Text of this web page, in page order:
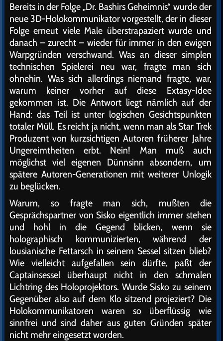
Bereits in der Folge „Dr. Bashirs Geheimnis“ wurde der
neue 3D-Holokommunikator vorgestellt, der in dieser
Folge erneut viele Male überstrapaziert wurde und
danach – zurecht – wieder für immer in den ewigen
Warpgründen verschwand. Was an dieser simplen
technischen Spielerei neu war, fragte man sich
ohnehin. Was sich allerdings niemand fragte, war,
warum keiner vorher auf diese Extasy-Idee
gekommen ist. Die Antwort liegt nämlich auf der
Hand: das Teil ist unter logischen Gesichtspunkten
totaler Müll. Es reicht ja nicht, wenn man als Star Trek
Produzent von kurzsichtigen Autoren früherer Jahre
Ungereimtheiten erbt. Nein! Man muß auch
möglichst viel eigenen Dünnsinn absondern, um
spätere Autoren-Generationen mit weiterer Unlogik
zu beglücken.
Warum, so fragte man sich, mußten die
Gesprächspartner von Sisko eigentlich immer stehen
und hohl in die Gegend blicken, wenn sie
holographisch kommunizierten, während der
lousianische Fettarsch in seinem Sessel sitzen blieb?
Wie vielleicht aufgefallen sein dürfte, paßt der
Captainsessel überhaupt nicht in den schmalen
Lichtring des Holoprojektors. Wurde Sisko zu seinem
Gegenüber also auf dem Klo sitzend projeziert? Die
Holokommunikatoren waren so überflüssig wie
sinnfrei und sind daher aus guten Gründen später
nicht mehr eingesetzt worden.